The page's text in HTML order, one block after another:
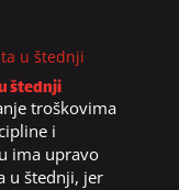
štednji
troškovima
i
ima upravo
u štednji, jer